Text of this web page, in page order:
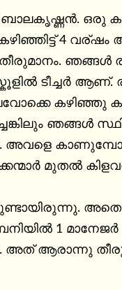
ബാലകൃഷ്ണൻ. ഒരു
4
ഞങ്ങൾ
ടീച്ചർ ആണ്.
കഴിഞ്ഞു
ഞങ്ങൾ
കാണുമ്പോൾ
മുതൽ
1
അത് ആരാന്നു